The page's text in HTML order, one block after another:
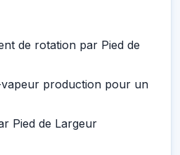
de rotation par Pied de
production pour un
Pied de Largeur